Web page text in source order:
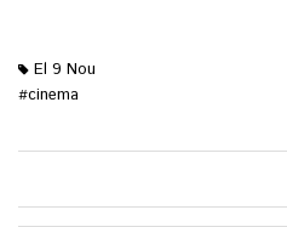
El 9 Nou
#cinema
M'agrada